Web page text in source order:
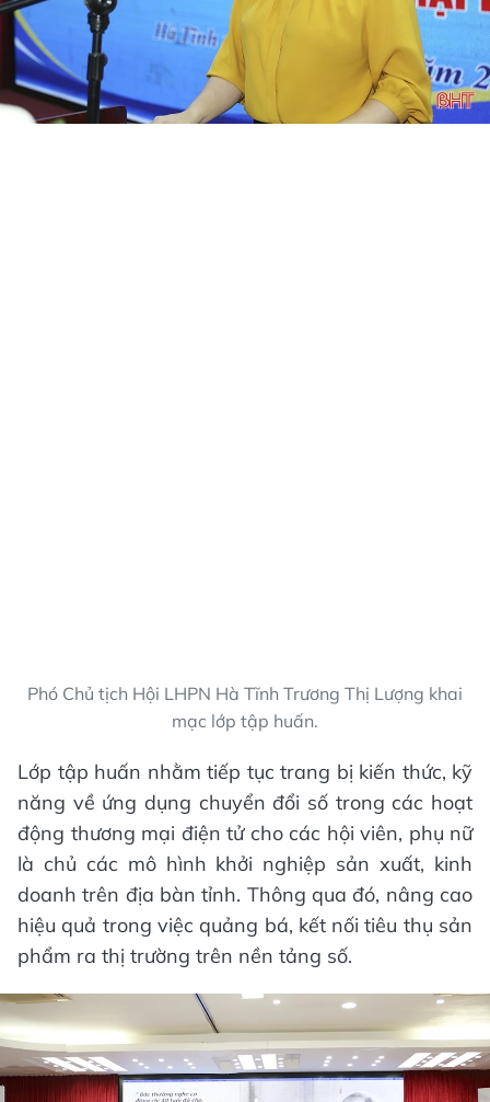
Phó Chủ tịch Hội LHPN Hà Tĩnh Trương Thị Lượng khai
mạc lớp tập huấn.
Lớp tập huấn nhằm tiếp tục trang bị kiến thức, kỹ
năng về ứng dụng chuyển đổi số trong các hoạt
động thương mại điện tử cho các hội viên, phụ nữ
là chủ các mô hình khởi nghiệp sản xuất, kinh
doanh trên địa bàn tỉnh. Thông qua đó, nâng cao
hiệu quả trong việc quảng bá, kết nối tiêu thụ sản
phẩm ra thị trường trên nền tảng số.